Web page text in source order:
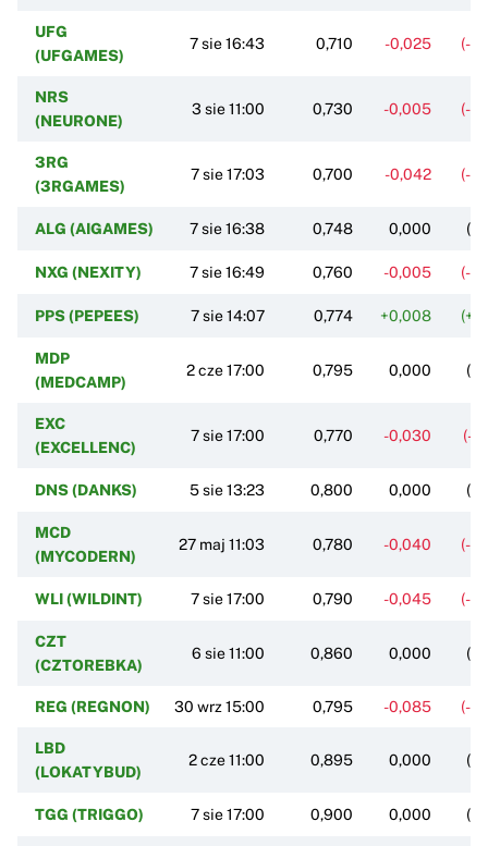
UFG
(UFGAMES)
7 sie 16:43 0,710 -0,025 (-
NRS
(NEURONE)
3 sie 11:00 0,730 -0,005 (-
3RG
(3RGAMES)
7 sie 17:03 0,700 -0,042 (-
ALG (AIGAMES) 7 sie 16:38 0,748 0,000
NXG (NEXITY) 7 sie 16:49 0,760 -0,005 (-
PPS (PEPEES) 7 sie 14:07 0,774 +0,008
MDP
(MEDCAMP)
2 cze 17:00 0,795 0,000
EXC
(EXCELLENC)
7 sie 17:00 0,770 -0,030 (-
DNS (DANKS) 5 sie 13:23 0,800 0,000
MCD
(MYCODERN)
27 maj 11:03 0,780 -0,040 (-
WLI (WILDINT) 7 sie 17:00 0,790 -0,045 (-
CZT
(CZTOREBKA)
6 sie 11:00 0,860 0,000
REG (REGNON) 30 wrz 15:00 0,795 -0,085 (-
LBD
(LOKATYBUD)
2 cze 11:00 0,895 0,000
TGG (TRIGGO) 7 sie 17:00 0,900 0,000